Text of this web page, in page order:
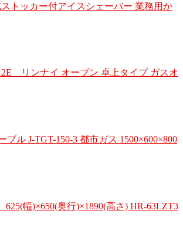
トッカー付アイスシェーバー 業務用か
リンナイ オーブン 卓上タイプ ガスオ
ル J-TGT-150-3 都市ガス 1500×600×800
幅)×650(奥行)×1890(高さ) HR-63LZT3